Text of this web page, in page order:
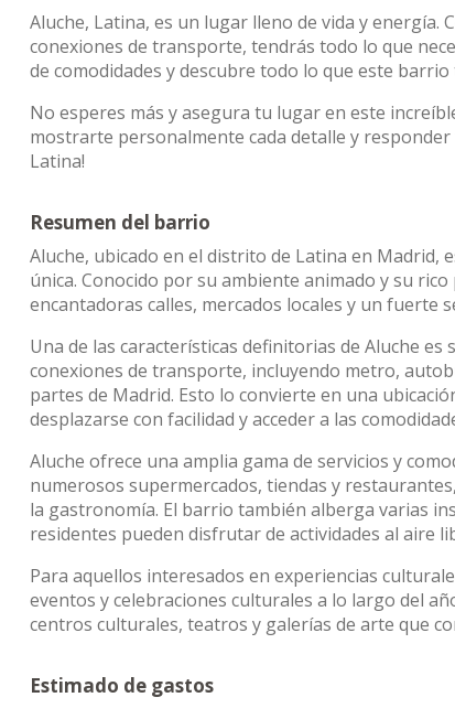
Aluche, Latina, es un lugar lleno de vida y energía.
conexiones de transporte, tendrás todo lo que
de comodidades y descubre todo lo que este
No esperes más y asegura tu lugar en este
mostrarte personalmente cada detalle y
Latina!
Resumen del barrio
Aluche, ubicado en el distrito de Latina en Madrid,
única. Conocido por su ambiente animado y su
encantadoras calles, mercados locales y un fuerte
Una de las características definitorias de Aluche
conexiones de transporte, incluyendo metro,
partes de Madrid. Esto lo convierte en una
desplazarse con facilidad y acceder a las
Aluche ofrece una amplia gama de servicios y
numerosos supermercados, tiendas y
la gastronomía. El barrio también alberga varias
residentes pueden disfrutar de actividades al aire
Para aquellos interesados en experiencias
eventos y celebraciones culturales a lo largo del
centros culturales, teatros y galerías de arte que
Estimado de gastos